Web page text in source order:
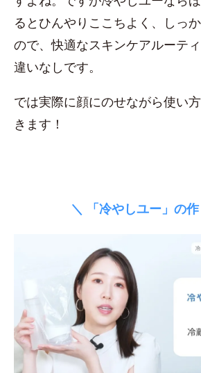
るとひんやりここちよく、しっ
ので、快適なスキンケアルーテ
違いなしです。
では実際に顔にのせながら使い
きます！
＼ 「冷やしユー」の